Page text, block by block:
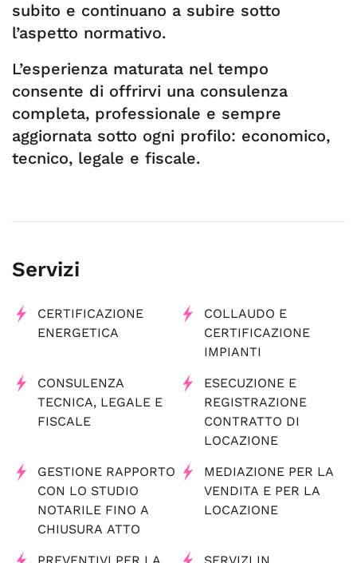
subito e continuano a subire sotto
l’aspetto normativo.
L’esperienza maturata nel tempo
consente di offrirvi una consulenza
completa, professionale e sempre
aggiornata sotto ogni profilo: economico,
tecnico, legale e fiscale.
Servizi
CERTIFICAZIONE
ENERGETICA
COLLAUDO E
CERTIFICAZIONE
IMPIANTI
CONSULENZA
TECNICA, LEGALE E
FISCALE
ESECUZIONE E
REGISTRAZIONE
CONTRATTO DI
LOCAZIONE
GESTIONE RAPPORTO
CON LO STUDIO
NOTARILE FINO A
CHIUSURA ATTO
MEDIAZIONE PER LA
VENDITA E PER LA
LOCAZIONE